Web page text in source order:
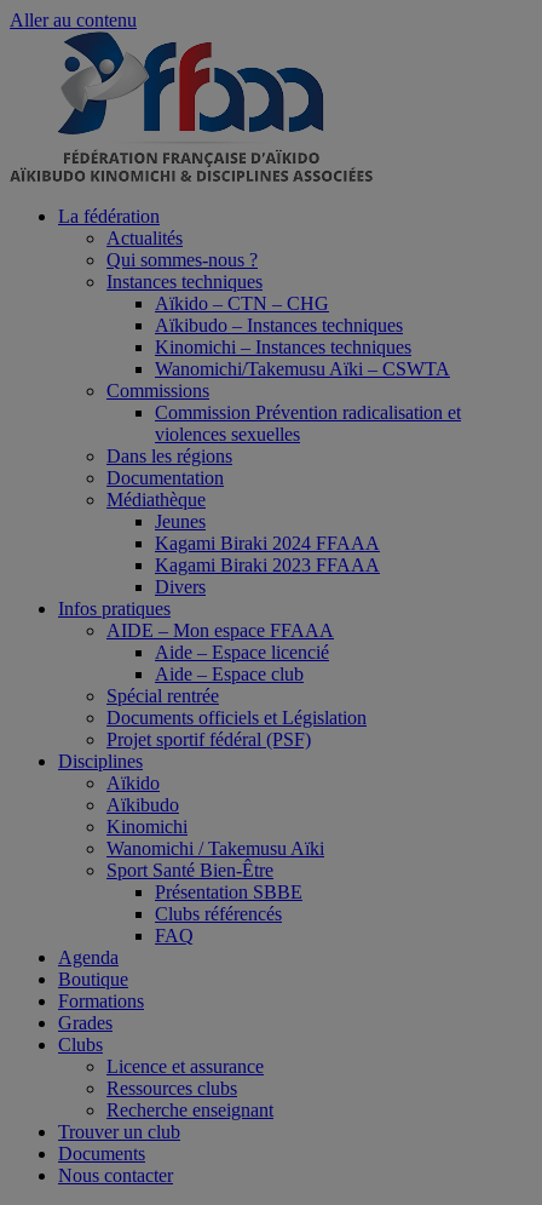
Aller au contenu
La fédération
Actualités
Qui sommes-nous ?
Instances techniques
Aïkido – CTN – CHG
Aïkibudo – Instances techniques
Kinomichi – Instances techniques
Wanomichi/Takemusu Aïki – CSWTA
Commissions
Commission Prévention radicalisation et
violences sexuelles
Dans les régions
Documentation
Médiathèque
Jeunes
Kagami Biraki 2024 FFAAA
Kagami Biraki 2023 FFAAA
Divers
Infos pratiques
AIDE – Mon espace FFAAA
Aide – Espace licencié
Aide – Espace club
Spécial rentrée
Documents officiels et Législation
Projet sportif fédéral (PSF)
Disciplines
Aïkido
Aïkibudo
Kinomichi
Wanomichi / Takemusu Aïki
Sport Santé Bien-Être
Présentation SBBE
Clubs référencés
FAQ
Agenda
Boutique
Formations
Grades
Clubs
Licence et assurance
Ressources clubs
Recherche enseignant
Trouver un club
Documents
Nous contacter